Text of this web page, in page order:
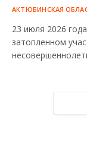
АКТЮБИНСКАЯ
23 июля 2026
затопленном